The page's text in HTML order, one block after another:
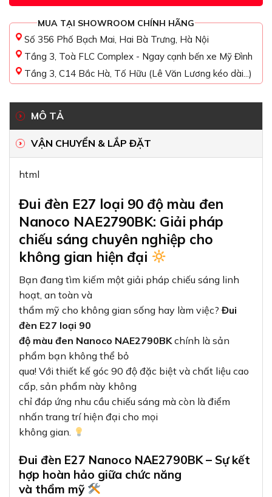
MUA TẠI SHOWROOM CHÍNH HÃNG
Số 356 Phố Bạch Mai, Hai Bà Trưng, Hà Nội
Tầng 3, Toà FLC Complex - Ngay cạnh bến xe Mỹ Đình
Tầng 3, C14 Bắc Hà, Tố Hữu (Lê Văn Lương kéo dài...)
MÔ TẢ
VẬN CHUYỂN & LẮP ĐẶT
html
Đui đèn E27 loại 90 độ màu đen
Nanoco NAE2790BK: Giải pháp
chiếu sáng chuyên nghiệp cho
không gian hiện đại
Bạn đang tìm kiếm một giải pháp chiếu sáng linh
hoạt, an toàn và
thẩm mỹ cho không gian sống hay làm việc? Đui
đèn E27 loại 90
độ màu đen Nanoco NAE2790BKchính là sản
phẩm bạn không thể bỏ
qua! Với thiết kế góc 90 độ đặc biệt và chất liệu cao
cấp, sản phẩm này không
chỉ đáp ứng nhu cầu chiếu sáng mà còn là điểm
nhấn trang trí hiện đại cho mọi
không gian.
Đui đèn E27 Nanoco NAE2790BK – Sự kết
hợp hoàn hảo giữa chức năng
và thẩm mỹ